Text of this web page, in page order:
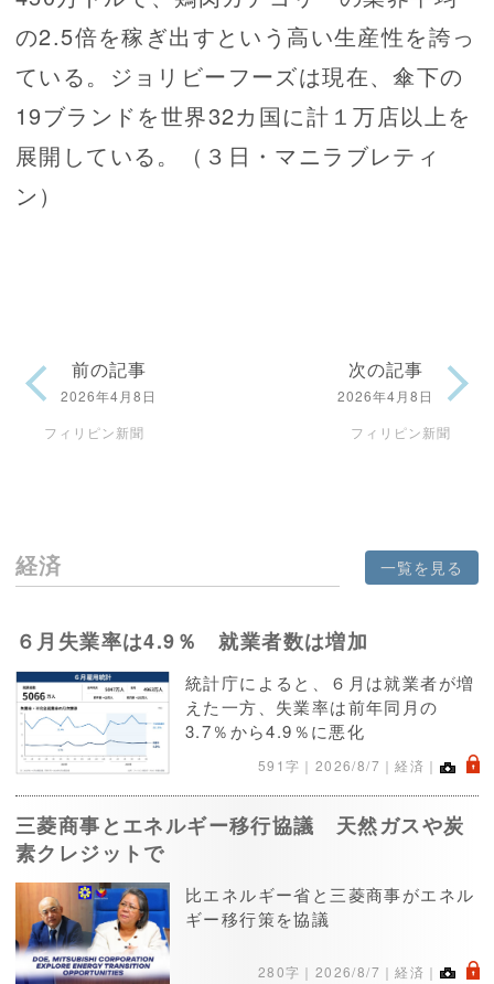
の2.5倍を稼ぎ出すという高い生産性を誇っ
ている。ジョリビーフーズは現在、傘下の
19ブランドを世界32カ国に計１万店以上を
展開している。（３日・マニラブレティ
ン）
前の記事
2026年4月8日
フィリピン新聞
次の記事
2026年4月8日
フィリピン新聞
経済 一覧を見る
６月失業率は4.9％ 就業者数は増加
統計庁によると、６月は就業者が増
えた一方、失業率は前年同月の
3.7％から4.9％に悪化
591字｜ 2026/8/7 ｜経済｜ .
三菱商事とエネルギー移行協議 天然ガスや炭
素クレジットで
比エネルギー省と三菱商事がエネル
ギー移行策を協議
280字｜ 2026/8/7 ｜経済｜ .